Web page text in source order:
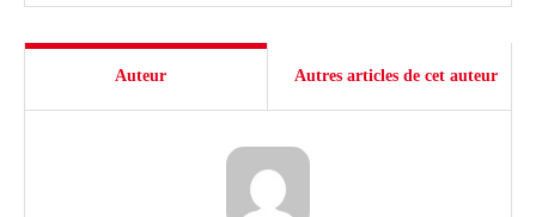
Auteur Autres articles de cet auteur